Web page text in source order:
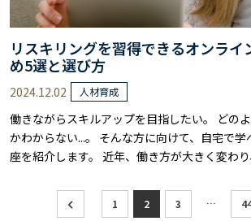
リスキリングを習得できるオンライ
め5選と選び方
2024.12.02 人材育成
働きながらスキルアップを目指したい。 どの
かわからない...。 そんな方に向けて、自宅で
座を紹介します。 近年、働き方が大きく変わ
め、これからの時代に必要なスキルを身につけ
の可能性は大きく広げられるでしょう。 オン
1 2 3 …